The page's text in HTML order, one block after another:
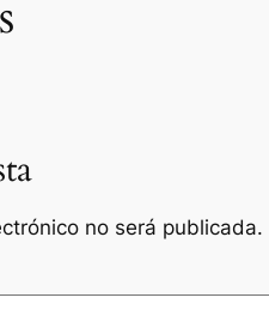
no será publicada.